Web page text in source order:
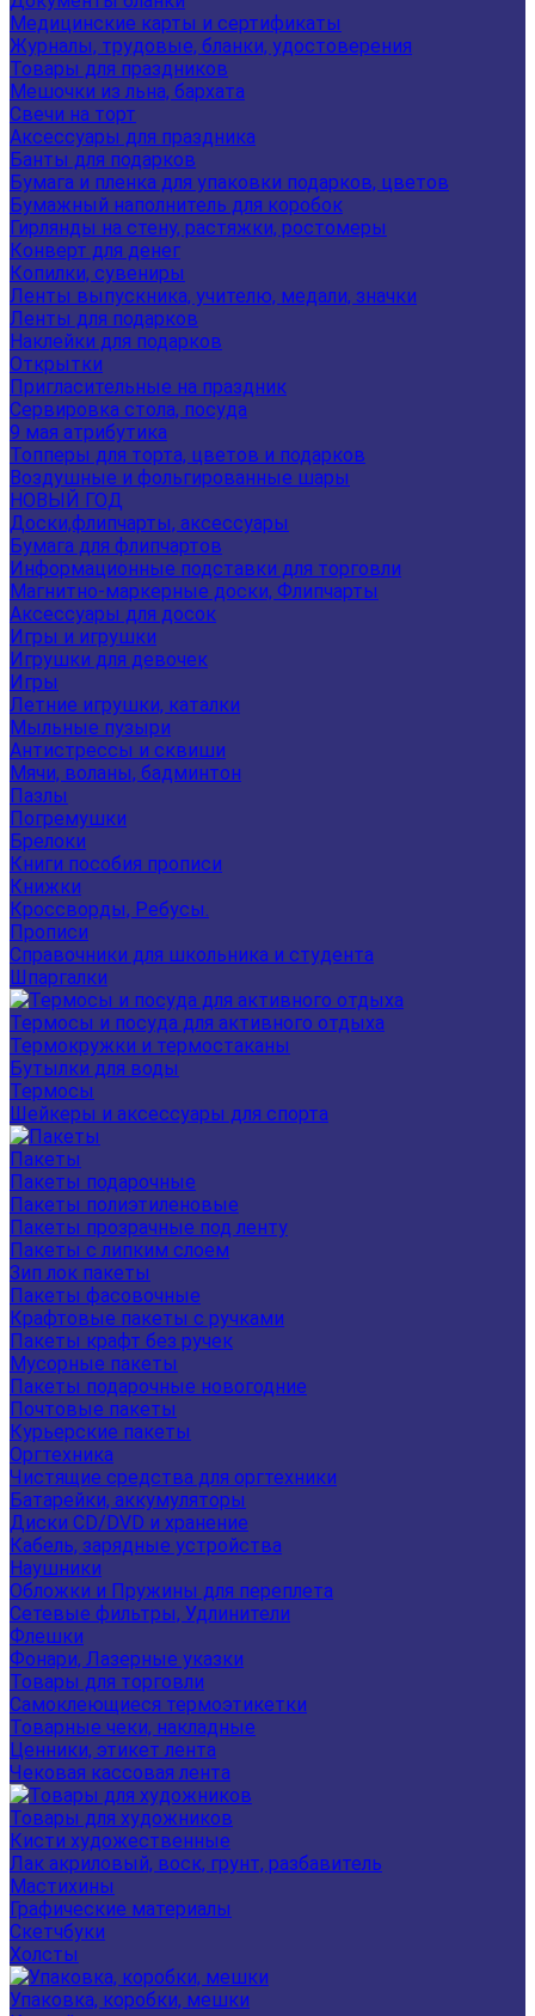
Медицинские карты и сертификаты
Журналы, трудовые, бланки, удостоверения
Товары для праздников
Мешочки из льна, бархата
Свечи на торт
Аксессуары для праздника
Банты для подарков
Бумага и пленка для упаковки подарков, цветов
Бумажный наполнитель для коробок
Гирлянды на стену, растяжки, ростомеры
Конверт для денег
Копилки, сувениры
Ленты выпускника, учителю, медали, значки
Ленты для подарков
Наклейки для подарков
Открытки
Пригласительные на праздник
Сервировка стола, посуда
9 мая атрибутика
Топперы для торта, цветов и подарков
Воздушные и фольгированные шары
НОВЫЙ ГОД
Доски,флипчарты, аксессуары
Бумага для флипчартов
Информационные подставки для торговли
Магнитно-маркерные доски, Флипчарты
Аксессуары для досок
Игры и игрушки
Игрушки для девочек
Игры
Летние игрушки, каталки
Мыльные пузыри
Антистрессы и сквиши
Мячи, воланы, бадминтон
Пазлы
Погремушки
Брелоки
Книги пособия прописи
Книжки
Кроссворды, Ребусы.
Прописи
Справочники для школьника и студента
Шпаргалки
Термосы и посуда для активного отдыха
Термокружки и термостаканы
Бутылки для воды
Термосы
Шейкеры и аксессуары для спорта
Пакеты
Пакеты подарочные
Пакеты полиэтиленовые
Пакеты прозрачные под ленту
Пакеты с липким слоем
Зип лок пакеты
Пакеты фасовочные
Крафтовые пакеты с ручками
Пакеты крафт без ручек
Мусорные пакеты
Пакеты подарочные новогодние
Почтовые пакеты
Курьерские пакеты
Оргтехника
Чистящие средства для оргтехники
Батарейки, аккумуляторы
Диски CD/DVD и хранение
Кабель, зарядные устройства
Наушники
Обложки и Пружины для переплета
Сетевые фильтры, Удлинители
Флешки
Фонари, Лазерные указки
Товары для торговли
Самоклеющиеся термоэтикетки
Товарные чеки, накладные
Ценники, этикет лента
Чековая кассовая лента
Товары для художников
Кисти художественные
Лак акриловый, воск, грунт, разбавитель
Мастихины
Графические материалы
Скетчбуки
Холсты
Упаковка, коробки, мешки